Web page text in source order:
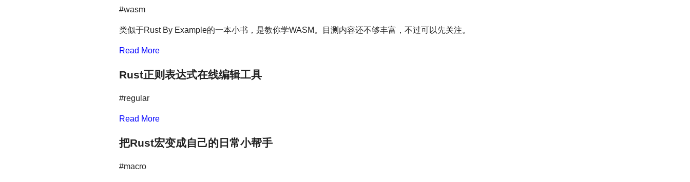
#wasm
类似于Rust By Example的一本小书，是教你学WASM。目测内容还不够丰富，不过可以先关注。
Read More
Rust正则表达式在线编辑工具
#regular
Read More
把Rust宏变成自己的日常小帮手
#macro